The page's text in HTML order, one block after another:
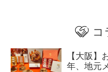
コ
【大阪
年、地元